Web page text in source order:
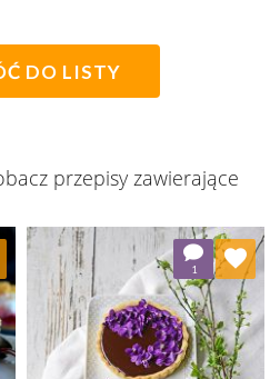
DO LISTY
przepisy zawierające
1
Dodaj do ulubionych
Wybierz listę: